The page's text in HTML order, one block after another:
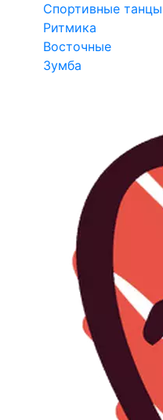
Спортивные танцы
Ритмика
Восточные
Зумба